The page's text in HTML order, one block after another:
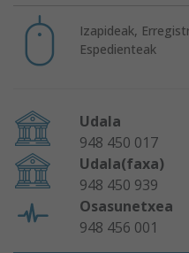
Izapideak,
Espedienteak
Udala
948 450 017
Udala(faxa)
948 450 939
Osasunetxea
948 456 001